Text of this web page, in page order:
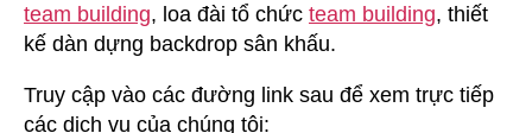
team building, loa đài tổ chức team building, thiết
kế dàn dựng backdrop sân khấu.
Truy cập vào các đường link sau để xem trực tiếp
các dịch vụ của chúng tôi: